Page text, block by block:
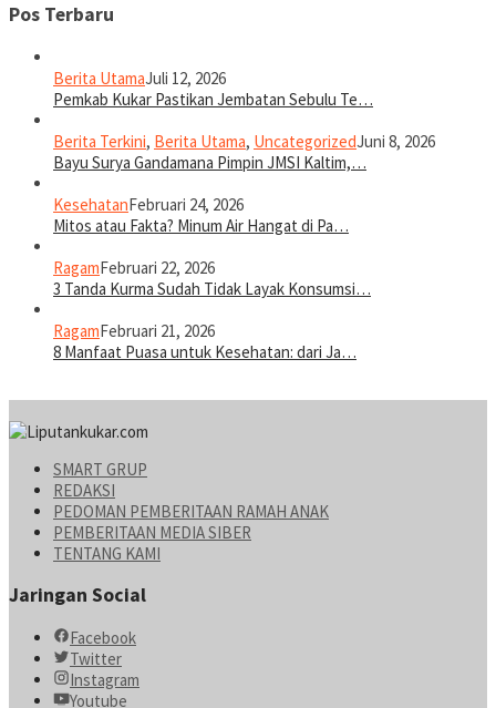
Pos Terbaru
Berita UtamaJuli 12, 2026
Pemkab Kukar Pastikan Jembatan Sebulu Te…
Berita Terkini, Berita Utama, UncategorizedJuni 8, 2026
Bayu Surya Gandamana Pimpin JMSI Kaltim,…
KesehatanFebruari 24, 2026
Mitos atau Fakta? Minum Air Hangat di Pa…
RagamFebruari 22, 2026
3 Tanda Kurma Sudah Tidak Layak Konsumsi…
RagamFebruari 21, 2026
8 Manfaat Puasa untuk Kesehatan: dari Ja…
SMART GRUP
REDAKSI
PEDOMAN PEMBERITAAN RAMAH ANAK
PEMBERITAAN MEDIA SIBER
TENTANG KAMI
Jaringan Social
Facebook
Twitter
Instagram
Youtube